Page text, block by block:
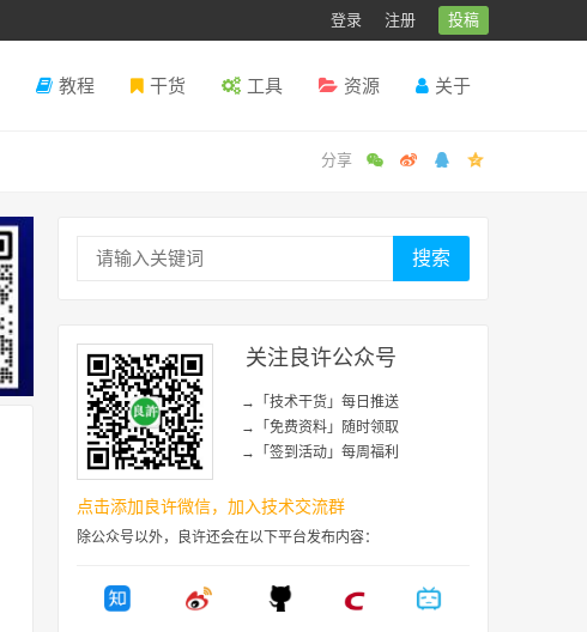
登录 注册 投稿
教程 干货 工具 资源 关于
搜索
关注良许公众号
→「技术干货」每日推送
→「免费资料」随时领取
→「签到活动」每周福利
点击添加良许微信，加入技术交流群
除公众号以外，良许还会在以下平台发布内容：